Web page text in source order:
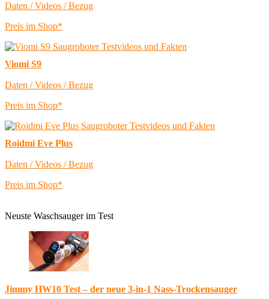
Daten / Videos / Bezug
Preis im Shop*
Viomi S9
Daten / Videos / Bezug
Preis im Shop*
Roidmi Eve Plus
Daten / Videos / Bezug
Preis im Shop*
Neuste Waschsauger im Test
Jimmy HW10 Test – der neue 3-in-1 Nass-Trockensauger